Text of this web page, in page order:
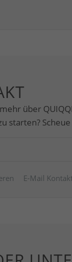
über
starten?
E-Mail